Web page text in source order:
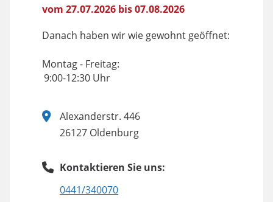
vom 27.07.2026 bis 07.08.2026
Danach haben wir wie gewohnt geöffnet:
Montag - Freitag:
9:00-12:30 Uhr
Alexanderstr. 446
26127 Oldenburg
Kontaktieren Sie uns:
0441/340070